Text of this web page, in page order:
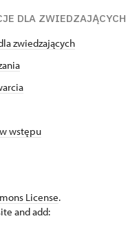
DLA ZWIEDZAJĄCYCH
zwiedzających
wstępu
License.
and add: